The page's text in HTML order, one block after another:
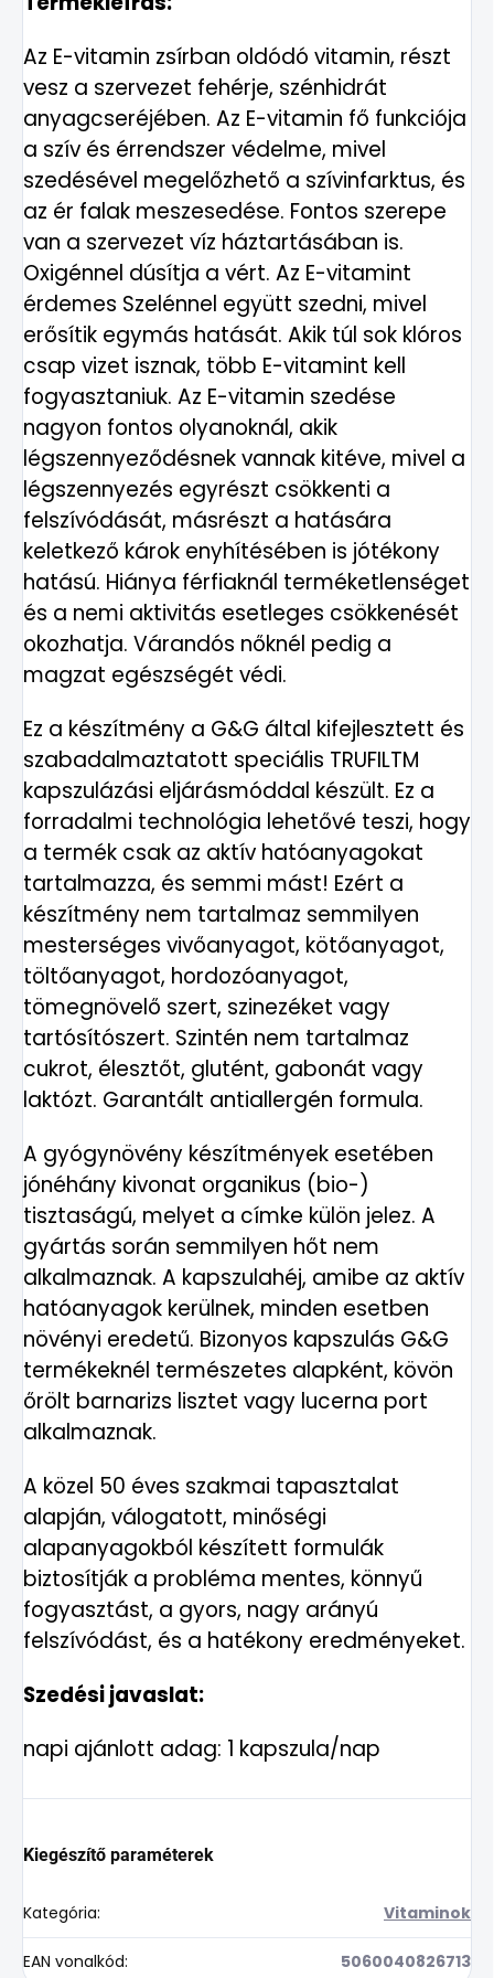
Az E-vitamin zsírban oldódó vitamin, részt
vesz a szervezet fehérje, szénhidrát
anyagcseréjében. Az E-vitamin fő funkciója
a szív és érrendszer védelme, mivel
szedésével megelőzhető a szívinfarktus, és
az ér falak meszesedése. Fontos szerepe
van a szervezet víz háztartásában is.
Oxigénnel dúsítja a vért. Az E-vitamint
érdemes Szelénnel együtt szedni, mivel
erősítik egymás hatását. Akik túl sok klóros
csap vizet isznak, több E-vitamint kell
fogyasztaniuk. Az E-vitamin szedése
nagyon fontos olyanoknál, akik
légszennyeződésnek vannak kitéve, mivel a
légszennyezés egyrészt csökkenti a
felszívódását, másrészt a hatására
keletkező károk enyhítésében is jótékony
hatású. Hiánya férfiaknál terméketlenséget
és a nemi aktivitás esetleges csökkenését
okozhatja. Várandós nőknél pedig a
magzat egészségét védi.
Ez a készítmény a G&G által kifejlesztett és
szabadalmaztatott speciális TRUFILTM
kapszulázási eljárásmóddal készült. Ez a
forradalmi technológia lehetővé teszi, hogy
a termék csak az aktív hatóanyagokat
tartalmazza, és semmi mást! Ezért a
készítmény nem tartalmaz semmilyen
mesterséges vivőanyagot, kötőanyagot,
töltőanyagot, hordozóanyagot,
tömegnövelő szert, szinezéket vagy
tartósítószert. Szintén nem tartalmaz
cukrot, élesztőt, glutént, gabonát vagy
laktózt. Garantált antiallergén formula.
A gyógynövény készítmények esetében
jónéhány kivonat organikus (bio-)
tisztaságú, melyet a címke külön jelez. A
gyártás során semmilyen hőt nem
alkalmaznak. A kapszulahéj, amibe az aktív
hatóanyagok kerülnek, minden esetben
növényi eredetű. Bizonyos kapszulás G&G
termékeknél természetes alapként, kövön
őrölt barnarizs lisztet vagy lucerna port
alkalmaznak.
A közel 50 éves szakmai tapasztalat
alapján, válogatott, minőségi
alapanyagokból készített formulák
biztosítják a probléma mentes, könnyű
fogyasztást, a gyors, nagy arányú
felszívódást, és a hatékony eredményeket.
Szedési javaslat:
napi ajánlott adag: 1 kapszula/nap
Kiegészítő paraméterek
Kategória: Vitaminok
EAN vonalkód: 5060040826713